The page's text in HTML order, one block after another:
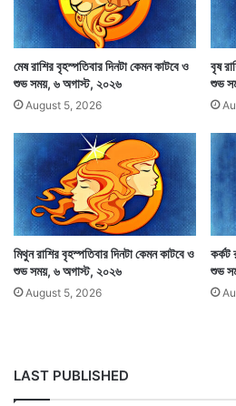
প্রতিদিন সারাদিনের মধ্যে মাঝে
যে সময়টা শুভকাজের পক্ষে
করলে শুভই হবে একথা জোর দিয়ে বলা
গ্রহ নক্ষত্র ইত্যাদির উপর শুভ ফলের
তবুও কিছুটা শুভ ফল আশা করা
মাহেন্দ্রযোগ।
মেষ রাশির বৃহস্পতিবার দিনটা কেমন কাটবে ও
শুভ সময়, ৬ অগাস্ট, ২০২৬
August 5, 2026
বৃষ
শুভ
মিথুন রাশির বৃহস্পতিবার দিনটা কেমন কাটবে ও
শুভ সময়, ৬ অগাস্ট, ২০২৬
August 5, 2026
কর্কট
শুভ
LAST PUBLISHED